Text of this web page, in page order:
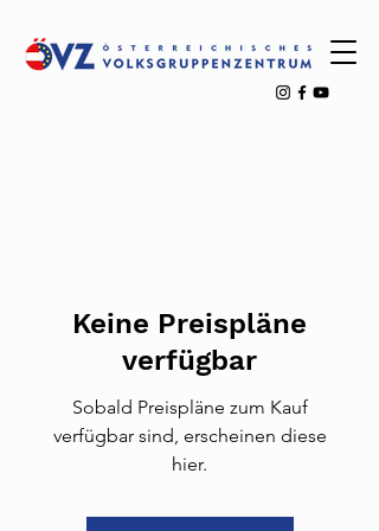
Keine Preispläne
verfügbar
Sobald Preispläne zum Kauf
verfügbar sind, erscheinen diese
hier.